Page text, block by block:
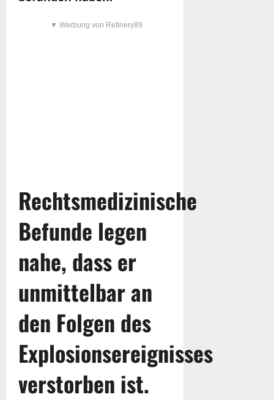
▼ Werbung von Refinery89
Rechtsmedizinische
Befunde legen
nahe, dass er
unmittelbar an
den Folgen des
Explosionsereignisses
verstorben ist.